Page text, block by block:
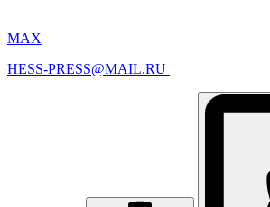
MAX
HESS-PRESS@MAIL.RU